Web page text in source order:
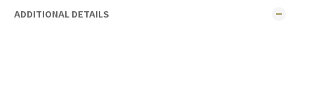
ADDITIONAL DETAILS